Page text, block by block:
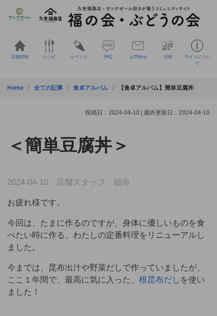
店舗情報 レシピ イベント FAQ お問合せ 日程
サイトについ
て
Home 全ての記事 食卓アルバム 【食卓アルバム】簡単豆腐丼
投稿日：2024-04-10 | 最終更新日：2024-04-10
＜簡単豆腐丼＞
2024-04-10 店舗スタッフ 細谷
お疲れ様です。
今回は、たまに作るのですが、身体に優しいものを食
べたい時に作る、わたしの定番料理をリニューアルし
ました。
今までは、昆布出汁や野菜だしで作っていましたが、
ここ１年間で、最高に気に入った、 根昆布だし を使い
ました！